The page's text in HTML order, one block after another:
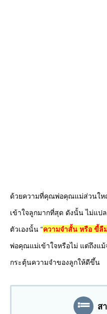
ด้วยความที่คุณพ่อคุณแม่ส่วนให
เข้าใจลูกมากที่สุด ดังนั้น ไม่แ
ตัวเองนั้น “ความจำสั้น หรือ ขี้ลื
พ่อคุณแม่เข้าใจหรือไม่ แต่ถึงแ
กระตุ้นความจำของลูกให้ดีขึ้น
ส